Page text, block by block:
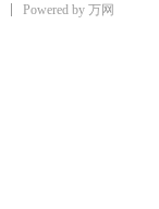
Powered by 万网